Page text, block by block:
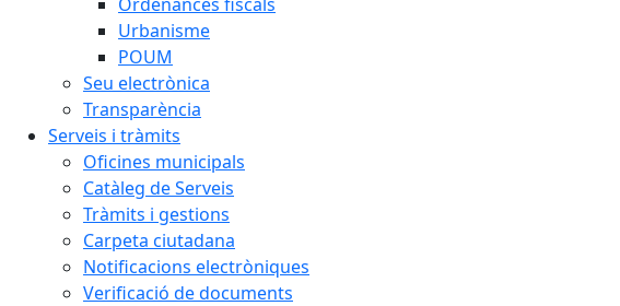
Urbanisme
POUM
Seu electrònica
Transparència
Serveis i tràmits
Oficines municipals
Catàleg de Serveis
Tràmits i gestions
Carpeta ciutadana
Notificacions electròniques
Verificació de documents